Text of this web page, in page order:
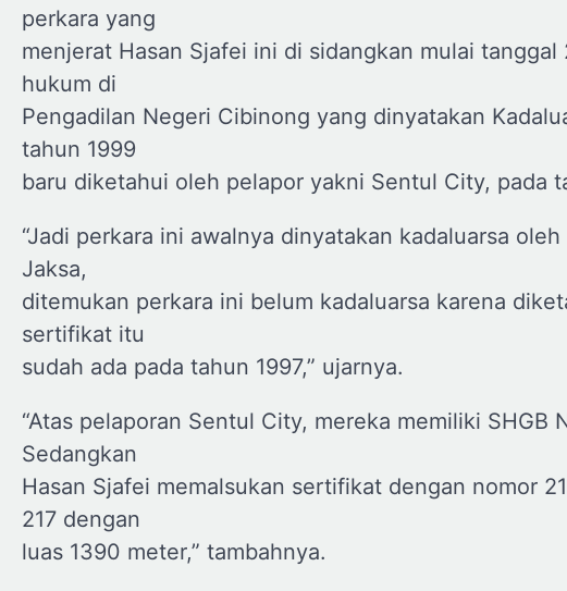
perkara yang
menjerat Hasan Sjafei ini di sidangkan mulai
hukum di
Pengadilan Negeri Cibinong yang dinyatakan
tahun 1999
baru diketahui oleh pelapor yakni Sentul City, pada
“Jadi perkara ini awalnya dinyatakan kadaluarsa
Jaksa,
ditemukan perkara ini belum kadaluarsa karena
sertifikat itu
sudah ada pada tahun 1997,” ujarnya.
“Atas pelaporan Sentul City, mereka memiliki SHGB
Sedangkan
Hasan Sjafei memalsukan sertifikat dengan nomor
217 dengan
luas 1390 meter,” tambahnya.